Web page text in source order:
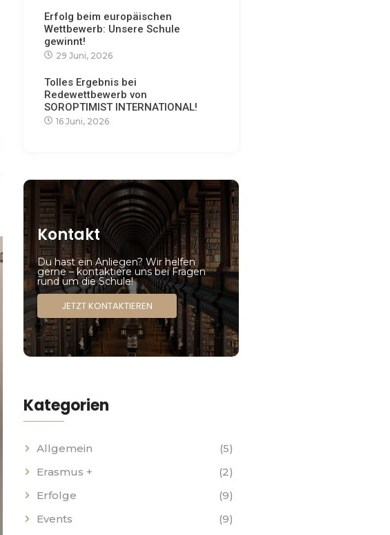
Erfolg beim europäischen
Wettbewerb: Unsere Schule
gewinnt!
29 Juni, 2026
Tolles Ergebnis bei
Redewettbewerb von
SOROPTIMIST INTERNATIONAL!
16 Juni, 2026
Kontakt
Du hast ein Anliegen? Wir helfen
gerne – kontaktiere uns bei Fragen
rund um die Schule!
JETZT KONTAKTIEREN
Kategorien
Allgemein
(5)
Erasmus +
(2)
Erfolge
(9)
Events
(9)